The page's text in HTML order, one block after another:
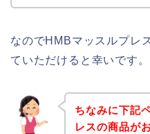
なのでHMBマッスルプレ
ていただけると幸いです。
ちなみに下記
レスの商品が